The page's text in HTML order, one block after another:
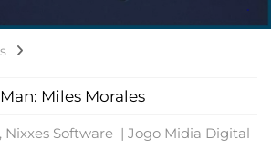
Miles Morales
Nixxes Software | Jogo Midia Digital